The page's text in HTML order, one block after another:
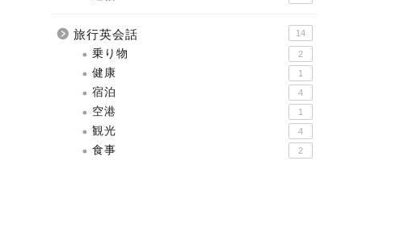
旅行英会話 14
乗り物 2
健康 1
宿泊 4
空港 1
観光 4
食事 2